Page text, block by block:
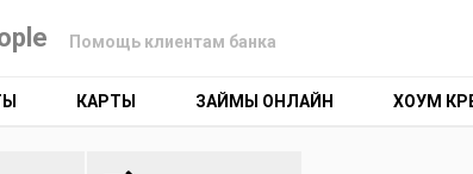
Помощь клиентам банка
КАРТЫ ЗАЙМЫ ОНЛАЙН ХОУМ